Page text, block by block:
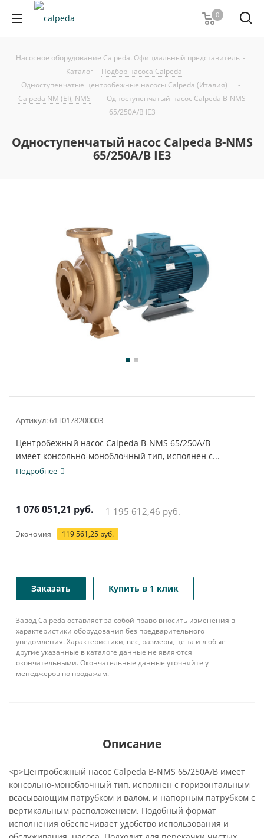
0
Насосное оборудование Calpeda. Официальный представитель -
Каталог - Подбор насоса Calpeda
-
Одноступенчатые центробежные насосы Calpeda (Италия)
-
Calpeda NM (EI), NMS
- Одноступенчатый насос Calpeda B-NMS
65/250A/B IE3
Одноступенчатый насос Calpeda B-NMS
65/250A/B IE3
Артикул:61T0178200003
Центробежный насос Calpeda B-NMS 65/250A/B
имеет консольно-моноблочный тип, исполнен с...
Подробнее
1 076 051,21 руб. 1 195 612,46руб.
Экономия 119 561,25 руб.
Заказать Купить в 1 клик
Завод Calpeda оставляет за собой право вносить изменения в
характеристики оборудования без предварительного
уведомления. Характеристики, вес, размеры, цена и любые
другие указанные в каталоге данные не являются
окончательными. Окончательные данные уточняйте у
менеджеров по продажам.
Описание
<p>Центробежный насос Calpeda B-NMS 65/250A/B имеет
консольно-моноблочный тип, исполнен с горизонтальным
всасывающим патрубком и валом, и напорным патрубком с
вертикальным расположением. Подобный формат
исполнения обеспечивает удобство использования и